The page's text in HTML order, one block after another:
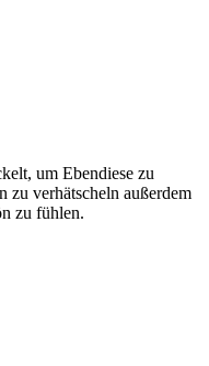
um Ebendiese zu
zu verhätscheln außerdem
zu fühlen.